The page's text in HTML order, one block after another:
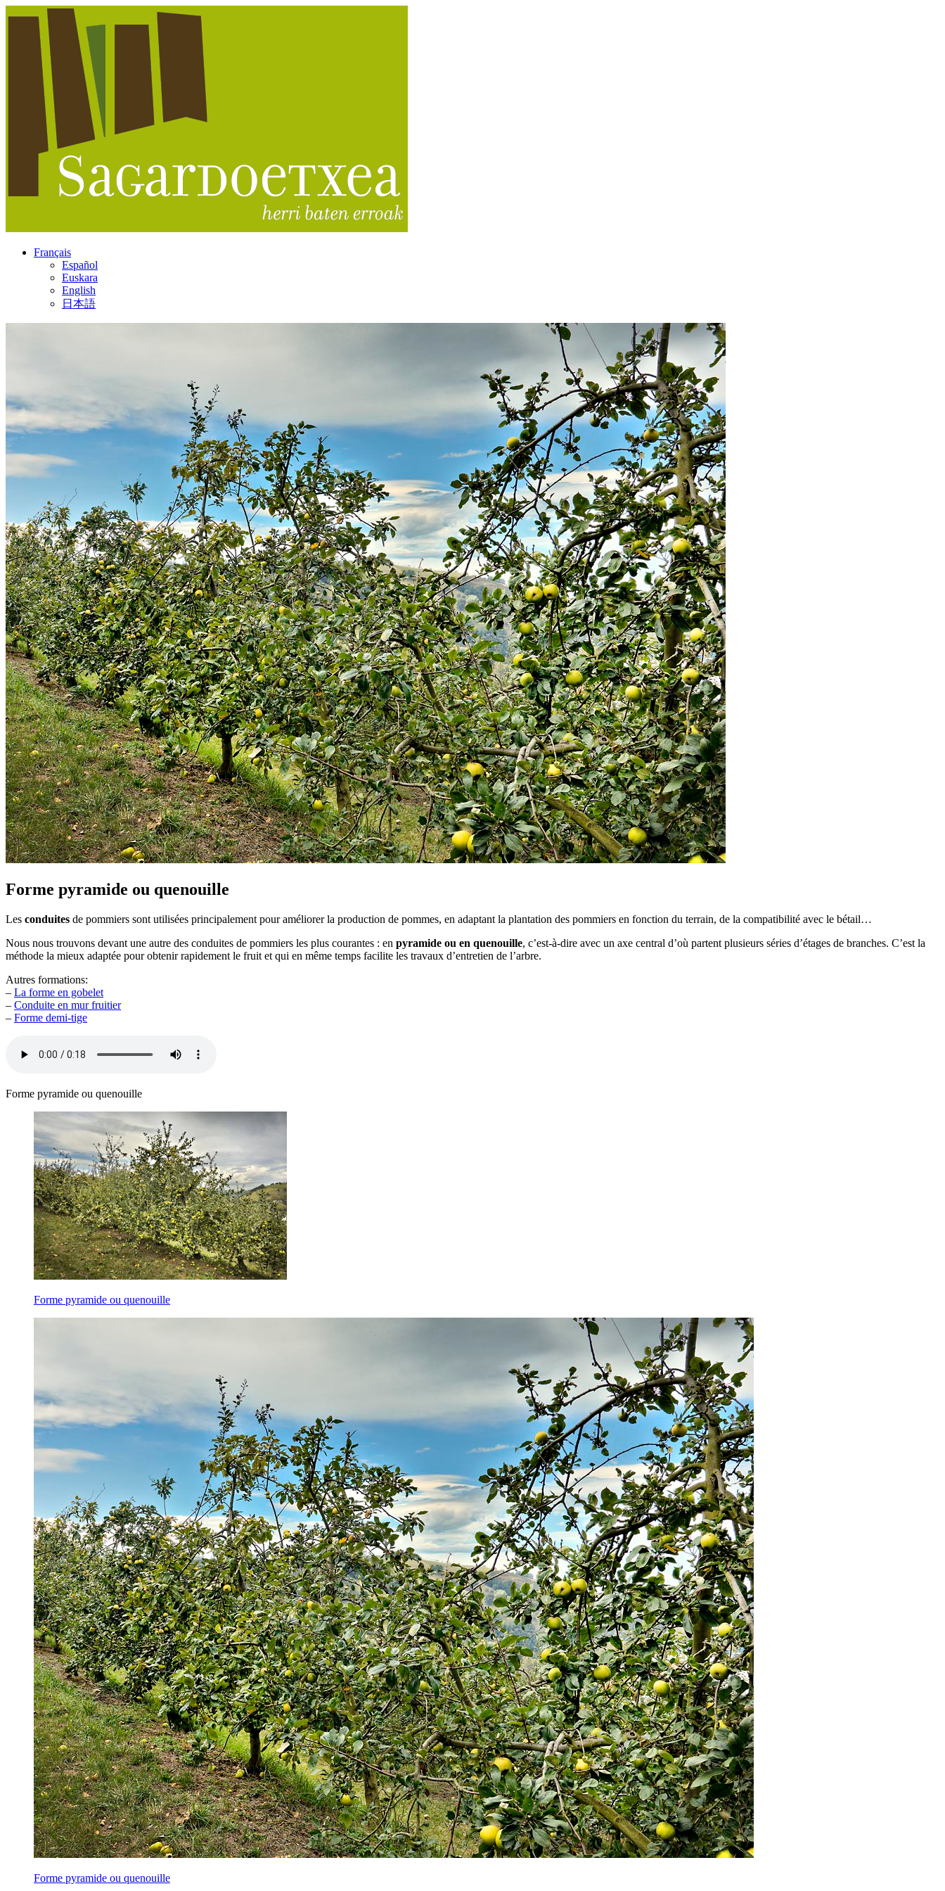
Français
Español
Euskara
English
日本語
Forme pyramide ou quenouille
Les conduites de pommiers sont utilisées principalement pour améliorer la production de pommes, en adaptant la plantation des pommiers en fonction du terrain, de la compatibilité avec le bétail…
Nous nous trouvons devant une autre des conduites de pommiers les plus courantes : en pyramide ou en quenouille, c’est-à-dire avec un axe central d’où partent plusieurs séries d’étages de branches. C’est la
méthode la mieux adaptée pour obtenir rapidement le fruit et qui en même temps facilite les travaux d’entretien de l’arbre.
Autres formations:
– La forme en gobelet
– Conduite en mur fruitier
– Forme demi-tige
Forme pyramide ou quenouille
Forme pyramide ou quenouille
Forme pyramide ou quenouille